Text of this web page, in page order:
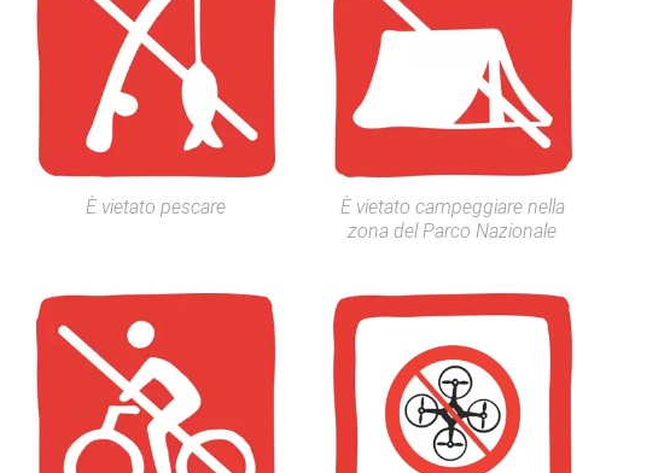
È vietato pescare
È vietato campeggiare nella
zona del Parco Nazionale